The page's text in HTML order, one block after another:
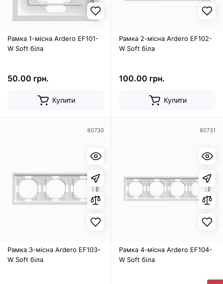
Рамка 1-місна Ardero EF101-
W Soft біла
50.00 грн.
Купити
Рамка 2-місна Ardero EF102-
W Soft біла
100.00 грн.
Купити
80730
Рамка 3-місна Ardero EF103-
W Soft біла
80731
Рамка 4-місна Ardero EF104-
W Soft біла